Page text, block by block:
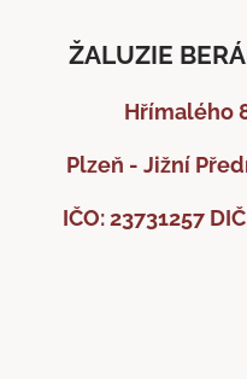
ŽALUZIE
Hřímalého
Plzeň - Jižní
IČO: 23731257